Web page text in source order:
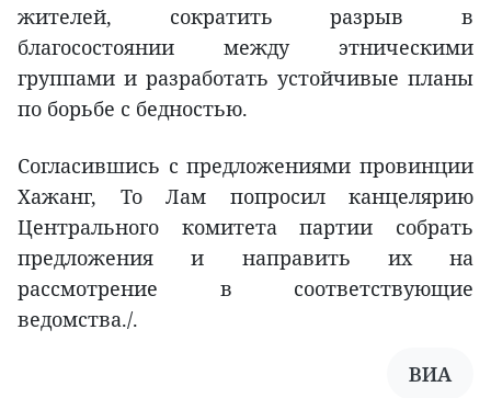
жителей, сократить разрыв в
благосостоянии между этническими
группами и разработать устойчивые планы
по борьбе с бедностью.
Согласившись с предложениями провинции
Хажанг, То Лам попросил канцелярию
Центрального комитета партии собрать
предложения и направить их на
рассмотрение в соответствующие
ведомства./.
ВИА